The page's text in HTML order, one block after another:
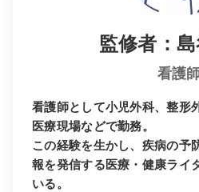
監修者：
看護
看護師として小児外科、整形
医療現場などで勤務。
この経験を生かし、疾病の予
報を発信する医療・健康ライ
いる。